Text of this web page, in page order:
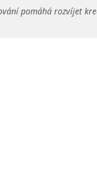
pomáhá rozvíjet